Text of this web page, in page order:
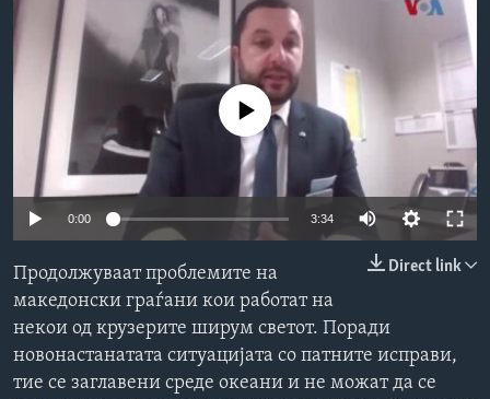
НАУКА
УМЕТНОСТ И ЗАБАВА
ИНТЕРВЈУА
НАКУСО...
Јазици
No media source currently available
0:00 3:34
Direct link
Продолжуваат проблемите на
македонски граѓани кои работат на
некои од крузерите ширум светот. Поради
новонастанатата ситуацијата со патните исправи,
тие се заглавени среде океани и не можат да се